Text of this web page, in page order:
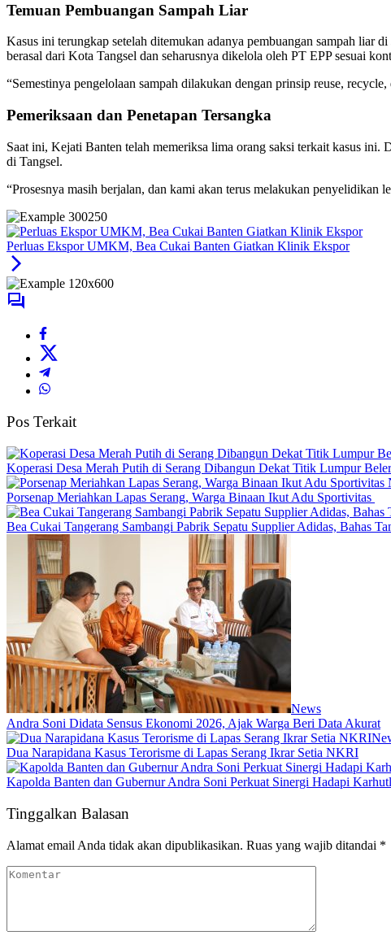
Temuan Pembuangan Sampah Liar
Kasus ini terungkap setelah ditemukan adanya pembuangan sampah liar
berasal dari Kota Tangsel dan seharusnya dikelola oleh PT EPP sesuai
“Semestinya pengelolaan sampah dilakukan dengan prinsip reuse,
Pemeriksaan dan Penetapan Tersangka
Saat ini, Kejati Banten telah memeriksa lima orang saksi terkait kasus ini.
di Tangsel.
“Prosesnya masih berjalan, dan kami akan terus melakukan penyelidikan
Perluas Ekspor UMKM, Bea Cukai Banten Giatkan Klinik Ekspor
Pos Terkait
Koperasi Desa Merah Putih di Serang Dibangun Dekat Titik Lumpur
Porsenap Meriahkan Lapas Serang, Warga Binaan Ikut Adu Sportivitas
Bea Cukai Tangerang Sambangi Pabrik Sepatu Supplier Adidas, Bahas
News
Andra Soni Didata Sensus Ekonomi 2026, Ajak Warga Beri Data Akurat
Dua Narapidana Kasus Terorisme di Lapas Serang Ikrar Setia NKRI
Kapolda Banten dan Gubernur Andra Soni Perkuat Sinergi Hadapi
Tinggalkan Balasan
Alamat email Anda tidak akan dipublikasikan. Ruas yang wajib ditandai *